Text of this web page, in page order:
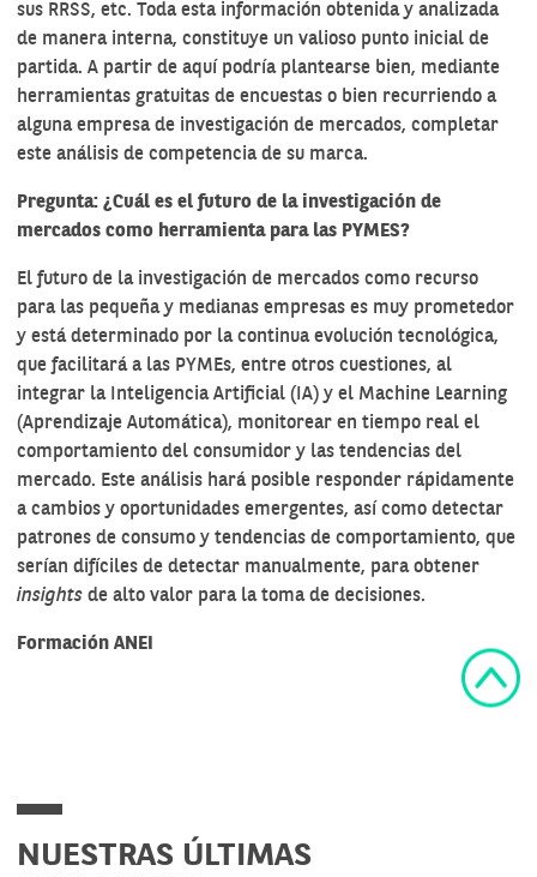
sus RRSS, etc. Toda esta información obtenida y analizada
de manera interna, constituye un valioso punto inicial de
partida. A partir de aquí podría plantearse bien, mediante
herramientas gratuitas de encuestas o bien recurriendo a
alguna empresa de investigación de mercados, completar
este análisis de competencia de su marca.
Pregunta: ¿Cuál es el futuro de la investigación de
mercados como herramienta para las PYMES?
El futuro de la investigación de mercados como recurso
para las pequeña y medianas empresas es muy prometedor
y está determinado por la continua evolución tecnológica,
que facilitará a las PYMEs, entre otros cuestiones, al
integrar la Inteligencia Artificial (IA) y el Machine Learning
(Aprendizaje Automática), monitorear en tiempo real el
comportamiento del consumidor y las tendencias del
mercado. Este análisis hará posible responder rápidamente
a cambios y oportunidades emergentes, así como detectar
patrones de consumo y tendencias de comportamiento, que
serían difíciles de detectar manualmente, para obtener
insights de alto valor para la toma de decisiones.
Formación ANEI
NUESTRAS ÚLTIMAS